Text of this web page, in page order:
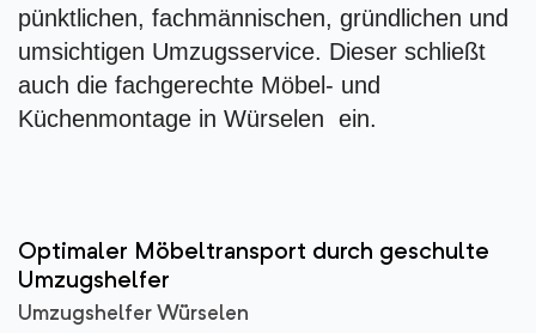
pünktlichen, fachmännischen, gründlichen und
umsichtigen Umzugsservice. Dieser schließt
auch die fachgerechte Möbel- und
Küchenmontage in Würselen ein.
Optimaler Möbeltransport durch geschulte
Umzugshelfer
Umzugshelfer Würselen